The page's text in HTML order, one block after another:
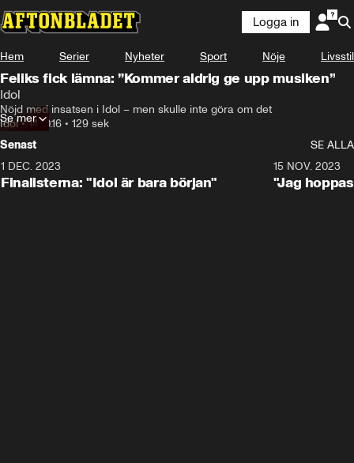
Logga in
Hem Serier Nyheter Sport Nöje Livsstil
Feliks fick lämna: ”Kommer aldrig ge upp musiken”
Idol
Nöjd med insatsen i Idol – men skulle inte göra om det
Idol•14.10.16 • 129 sek
Se mer
Senast
SE ALLA
1 DEC. 2023
Finalisterna: "Idol är bara början"
15 NOV. 2023
"Jag